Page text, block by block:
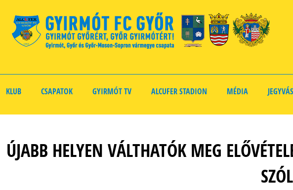
KLUB CSAPATOK GYIRMÓT TV ALCUFER STADION MÉDIA
ÚJABB HELYEN VÁLTHATÓK MEG